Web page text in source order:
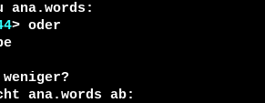
ana.words:
ana.words ab: